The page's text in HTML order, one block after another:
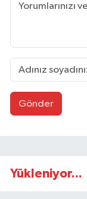
Gönder
Yükleniyor...